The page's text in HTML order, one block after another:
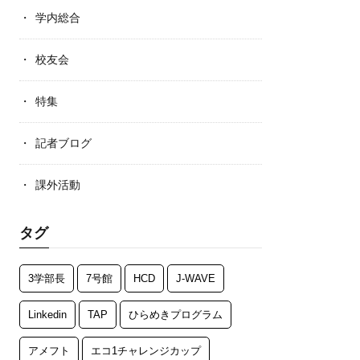
学内総合
校友会
特集
記者ブログ
課外活動
タグ
3学部長 7号館 HCD J-WAVE
Linkedin TAP ひらめきプログラム
アメフト エコ1チャレンジカップ